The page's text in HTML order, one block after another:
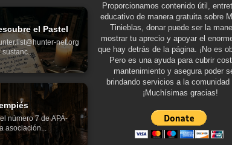
el Pastel
net.org
sustanc...
número 7 de APA-
asociación...
Proporcionamos contenido útil,
educativo de manera gratuita sobre
Tinieblas, donar puede ser la
mostrar tu aprecio y apoyar el
que hay detrás de la página. ¡No es
Pero es una ayuda para cubrir
mantenimiento y asegura poder
brindando servicios a la comunidad
¡Muchísimas gracias!